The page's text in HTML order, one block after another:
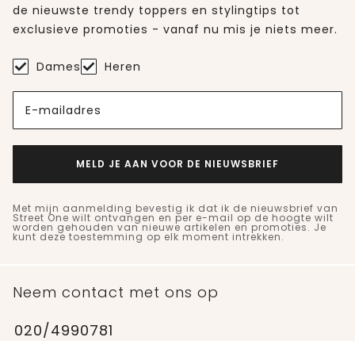
de nieuwste trendy toppers en stylingtips tot
exclusieve promoties - vanaf nu mis je niets meer.
Dames Heren
E-mailadres
MELD JE AAN VOOR DE NIEUWSBRIEF
Met mijn aanmelding bevestig ik dat ik de nieuwsbrief van
Street One wilt ontvangen en per e-mail op de hoogte wilt
worden gehouden van nieuwe artikelen en promoties. Je
kunt deze toestemming op elk moment intrekken.
Neem contact met ons op
020/4990781